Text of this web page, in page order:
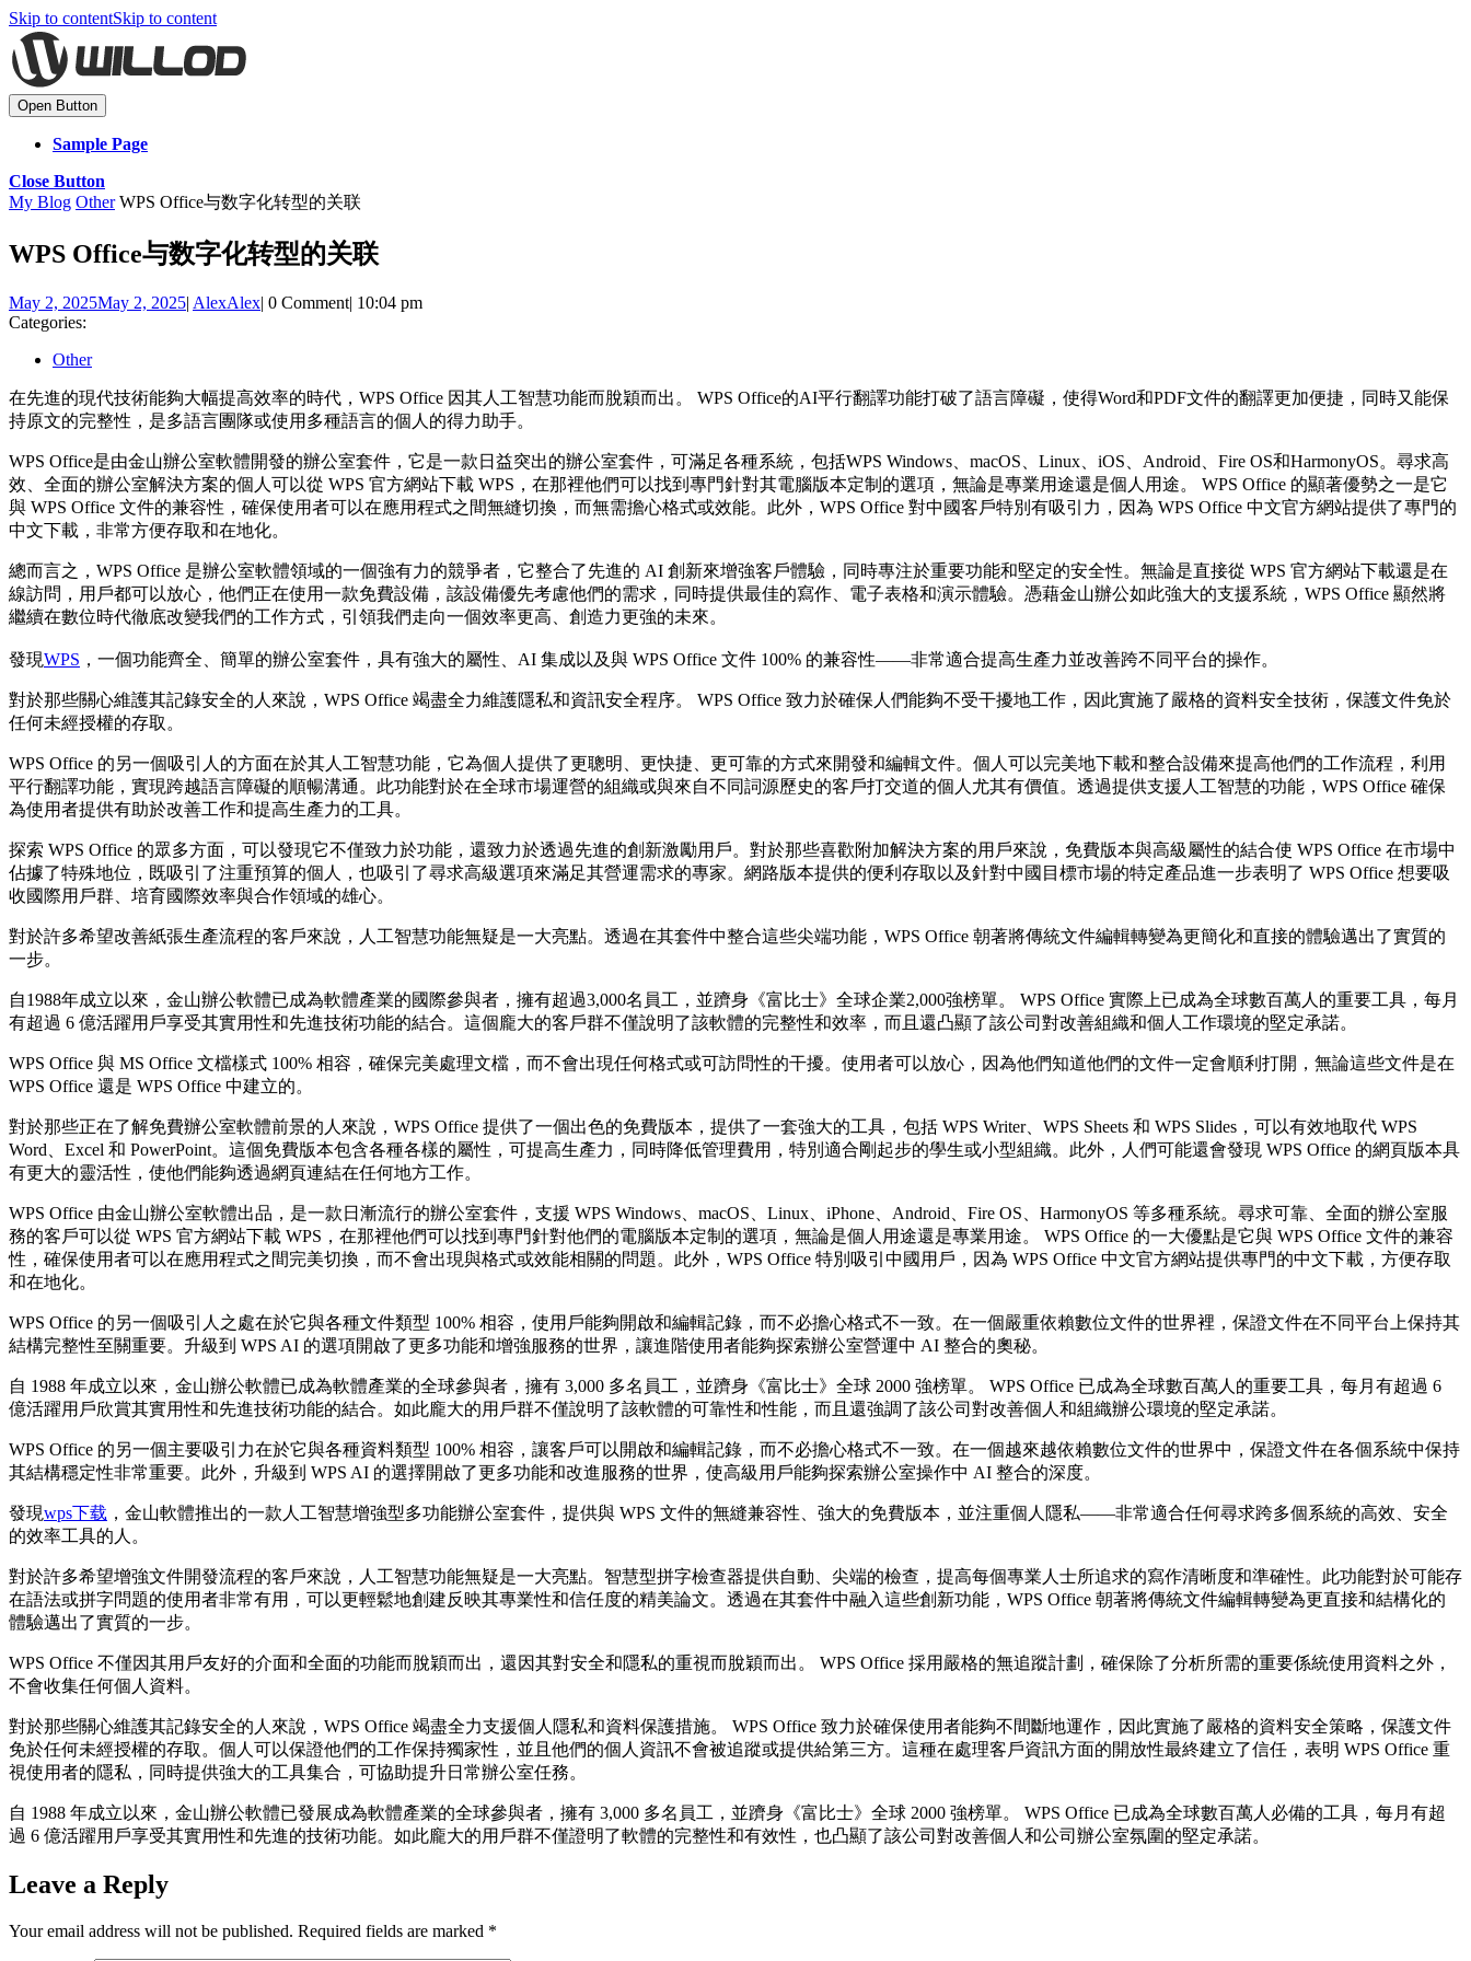
Skip to contentSkip to content
Open Button
Sample Page
Close Button
My Blog OtherWPS Office与数字化转型的关联
WPS Office与数字化转型的关联
May 2, 2025May 2, 2025| AlexAlex| 0 Comment| 10:04 pm
Categories:
Other
在先進的現代技術能夠大幅提高效率的時代，WPS Office 因其人工智慧功能而脫穎而出。 WPS Office的AI平行翻譯功能打破了語言障礙，使得Word和PDF文件的翻譯更加便捷，同時又能保
持原文的完整性，是多語言團隊或使用多種語言的個人的得力助手。
WPS Office是由金山辦公室軟體開發的辦公室套件，它是一款日益突出的辦公室套件，可滿足各種系統，包括WPS Windows、macOS、Linux、iOS、Android、Fire OS和HarmonyOS。尋求高
效、全面的辦公室解決方案的個人可以從 WPS 官方網站下載 WPS，在那裡他們可以找到專門針對其電腦版本定制的選項，無論是專業用途還是個人用途。 WPS Office 的顯著優勢之一是它
與 WPS Office 文件的兼容性，確保使用者可以在應用程式之間無縫切換，而無需擔心格式或效能。此外，WPS Office 對中國客戶特別有吸引力，因為 WPS Office 中文官方網站提供了專門的
中文下載，非常方便存取和在地化。
總而言之，WPS Office 是辦公室軟體領域的一個強有力的競爭者，它整合了先進的 AI 創新來增強客戶體驗，同時專注於重要功能和堅定的安全性。無論是直接從 WPS 官方網站下載還是在
線訪問，用戶都可以放心，他們正在使用一款免費設備，該設備優先考慮他們的需求，同時提供最佳的寫作、電子表格和演示體驗。憑藉金山辦公如此強大的支援系統，WPS Office 顯然將
繼續在數位時代徹底改變我們的工作方式，引領我們走向一個效率更高、創造力更強的未來。
發現WPS ，一個功能齊全、簡單的辦公室套件，具有強大的屬性、AI 集成以及與 WPS Office 文件 100% 的兼容性——非常適合提高生產力並改善跨不同平台的操作。
對於那些關心維護其記錄安全的人來說，WPS Office 竭盡全力維護隱私和資訊安全程序。 WPS Office 致力於確保人們能夠不受干擾地工作，因此實施了嚴格的資料安全技術，保護文件免於
任何未經授權的存取。
WPS Office 的另一個吸引人的方面在於其人工智慧功能，它為個人提供了更聰明、更快捷、更可靠的方式來開發和編輯文件。個人可以完美地下載和整合設備來提高他們的工作流程，利用
平行翻譯功能，實現跨越語言障礙的順暢溝通。此功能對於在全球市場運營的組織或與來自不同詞源歷史的客戶打交道的個人尤其有價值。透過提供支援人工智慧的功能，WPS Office 確保
為使用者提供有助於改善工作和提高生產力的工具。
探索 WPS Office 的眾多方面，可以發現它不僅致力於功能，還致力於透過先進的創新激勵用戶。對於那些喜歡附加解決方案的用戶來說，免費版本與高級屬性的結合使 WPS Office 在市場中
佔據了特殊地位，既吸引了注重預算的個人，也吸引了尋求高級選項來滿足其營運需求的專家。網路版本提供的便利存取以及針對中國目標市場的特定產品進一步表明了 WPS Office 想要吸
收國際用戶群、培育國際效率與合作領域的雄心。
對於許多希望改善紙張生產流程的客戶來說，人工智慧功能無疑是一大亮點。透過在其套件中整合這些尖端功能，WPS Office 朝著將傳統文件編輯轉變為更簡化和直接的體驗邁出了實質的
一步。
自1988年成立以來，金山辦公軟體已成為軟體產業的國際參與者，擁有超過3,000名員工，並躋身《富比士》全球企業2,000強榜單。 WPS Office 實際上已成為全球數百萬人的重要工具，每月
有超過 6 億活躍用戶享受其實用性和先進技術功能的結合。這個龐大的客戶群不僅說明了該軟體的完整性和效率，而且還凸顯了該公司對改善組織和個人工作環境的堅定承諾。
WPS Office 與 MS Office 文檔樣式 100% 相容，確保完美處理文檔，而不會出現任何格式或可訪問性的干擾。使用者可以放心，因為他們知道他們的文件一定會順利打開，無論這些文件是在
WPS Office 還是 WPS Office 中建立的。
對於那些正在了解免費辦公室軟體前景的人來說，WPS Office 提供了一個出色的免費版本，提供了一套強大的工具，包括 WPS Writer、WPS Sheets 和 WPS Slides，可以有效地取代 WPS
Word、Excel 和 PowerPoint。這個免費版本包含各種各樣的屬性，可提高生產力，同時降低管理費用，特別適合剛起步的學生或小型組織。此外，人們可能還會發現 WPS Office 的網頁版本具
有更大的靈活性，使他們能夠透過網頁連結在任何地方工作。
WPS Office 由金山辦公室軟體出品，是一款日漸流行的辦公室套件，支援 WPS Windows、macOS、Linux、iPhone、Android、Fire OS、HarmonyOS 等多種系統。尋求可靠、全面的辦公室服
務的客戶可以從 WPS 官方網站下載 WPS，在那裡他們可以找到專門針對他們的電腦版本定制的選項，無論是個人用途還是專業用途。 WPS Office 的一大優點是它與 WPS Office 文件的兼容
性，確保使用者可以在應用程式之間完美切換，而不會出現與格式或效能相關的問題。此外，WPS Office 特別吸引中國用戶，因為 WPS Office 中文官方網站提供專門的中文下載，方便存取
和在地化。
WPS Office 的另一個吸引人之處在於它與各種文件類型 100% 相容，使用戶能夠開啟和編輯記錄，而不必擔心格式不一致。在一個嚴重依賴數位文件的世界裡，保證文件在不同平台上保持其
結構完整性至關重要。升級到 WPS AI 的選項開啟了更多功能和增強服務的世界，讓進階使用者能夠探索辦公室營運中 AI 整合的奧秘。
自 1988 年成立以來，金山辦公軟體已成為軟體產業的全球參與者，擁有 3,000 多名員工，並躋身《富比士》全球 2000 強榜單。 WPS Office 已成為全球數百萬人的重要工具，每月有超過 6
億活躍用戶欣賞其實用性和先進技術功能的結合。如此龐大的用戶群不僅說明了該軟體的可靠性和性能，而且還強調了該公司對改善個人和組織辦公環境的堅定承諾。
WPS Office 的另一個主要吸引力在於它與各種資料類型 100% 相容，讓客戶可以開啟和編輯記錄，而不必擔心格式不一致。在一個越來越依賴數位文件的世界中，保證文件在各個系統中保持
其結構穩定性非常重要。此外，升級到 WPS AI 的選擇開啟了更多功能和改進服務的世界，使高級用戶能夠探索辦公室操作中 AI 整合的深度。
發現wps下载 ，金山軟體推出的一款人工智慧增強型多功能辦公室套件，提供與 WPS 文件的無縫兼容性、強大的免費版本，並注重個人隱私——非常適合任何尋求跨多個系統的高效、安全
的效率工具的人。
對於許多希望增強文件開發流程的客戶來說，人工智慧功能無疑是一大亮點。智慧型拼字檢查器提供自動、尖端的檢查，提高每個專業人士所追求的寫作清晰度和準確性。此功能對於可能存
在語法或拼字問題的使用者非常有用，可以更輕鬆地創建反映其專業性和信任度的精美論文。透過在其套件中融入這些創新功能，WPS Office 朝著將傳統文件編輯轉變為更直接和結構化的
體驗邁出了實質的一步。
WPS Office 不僅因其用戶友好的介面和全面的功能而脫穎而出，還因其對安全和隱私的重視而脫穎而出。 WPS Office 採用嚴格的無追蹤計劃，確保除了分析所需的重要係統使用資料之外，
不會收集任何個人資料。
對於那些關心維護其記錄安全的人來說，WPS Office 竭盡全力支援個人隱私和資料保護措施。 WPS Office 致力於確保使用者能夠不間斷地運作，因此實施了嚴格的資料安全策略，保護文件
免於任何未經授權的存取。個人可以保證他們的工作保持獨家性，並且他們的個人資訊不會被追蹤或提供給第三方。這種在處理客戶資訊方面的開放性最終建立了信任，表明 WPS Office 重
視使用者的隱私，同時提供強大的工具集合，可協助提升日常辦公室任務。
自 1988 年成立以來，金山辦公軟體已發展成為軟體產業的全球參與者，擁有 3,000 多名員工，並躋身《富比士》全球 2000 強榜單。 WPS Office 已成為全球數百萬人必備的工具，每月有超
過 6 億活躍用戶享受其實用性和先進的技術功能。如此龐大的用戶群不僅證明了軟體的完整性和有效性，也凸顯了該公司對改善個人和公司辦公室氛圍的堅定承諾。
Leave a Reply
Your email address will not be published. Required fields are marked *